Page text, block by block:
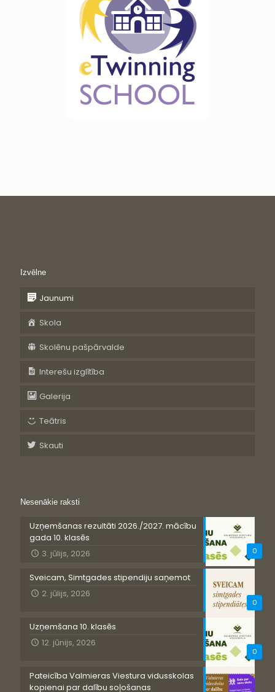
Izvēlne
Jaunumi
Skola
Skolēnu pašpārvalde
Interešu izglītība
Galerija
Teātris
Skauti
Nesenākie raksti
0
Uzņemšanas rezultāti 2026./2027. mācību
gada 10. klasēs
3. jūlijs, 2026
0
Sveicam, Simtgades stipendiju saņemot
2. jūlijs, 2026
0
Uzņemšana 10. klasēs
12. jūnijs, 2026
Pateicība Valmieras Viestura vidusskolas
kopienai par dalību soļošanas